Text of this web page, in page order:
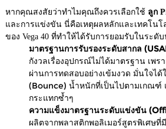
หากคุณสงสัยว่าทำไมคุณถึงควรเลือกใช้ ลูก
และการแข่งขัน นี่คือเหตุผลหลักและเทคโนโ
ของ Vega 40 ที่ทำให้ได้รับการยอมรับในระดั
มาตรฐานการรับรองระดับสากล
กังวลเรื่องอุปกรณ์ไม่ได้มาตรฐาน เพร
ผ่านการทดสอบอย่างเข้มงวด มั่นใจได้
(Bounce) น้ำหนักที่เป็นไปตามเกณฑ์
กระแทกซ้ำๆ
ความแข็งมาตรฐานระดับแข่งขัน
ผลิตจากพลาสติกพอลิเมอร์สูตรพิเศษ